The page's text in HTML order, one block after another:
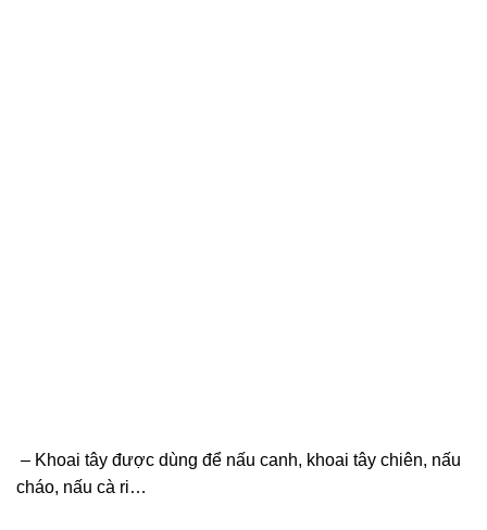
– Khoai tây được dùng để nấu canh, khoai tây chiên, nấu
cháo, nấu cà ri…